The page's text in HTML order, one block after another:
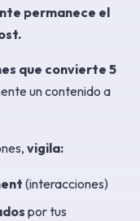
permanece el
que convierte 5
un contenido a
vigila:
(interacciones)
por tus